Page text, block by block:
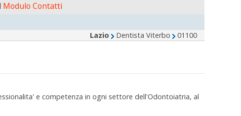
Modulo Contatti
Lazio Dentista Viterbo 01100
e competenza in ogni settore dell'Odontoiatria, al